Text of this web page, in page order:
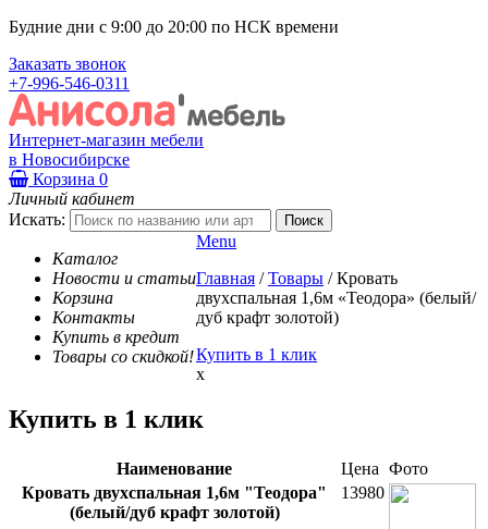
Будние дни с 9:00 до 20:00 по НСК времени
Заказать звонок
+7-996-546-0311
Интернет-магазин мебели
в Новосибирске
Корзина 0
Личный кабинет
Искать:
Каталог
Новости и статьи
Корзина
Контакты
Купить в кредит
Товары со скидкой!
Menu
Главная / Товары / Кровать
двухспальная 1,6м «Теодора» (белый/
дуб крафт золотой)
Купить в 1 клик
x
Купить в 1 клик
Наименование Цена Фото
Кровать двухспальная 1,6м "Теодора"
(белый/дуб крафт золотой)
13980